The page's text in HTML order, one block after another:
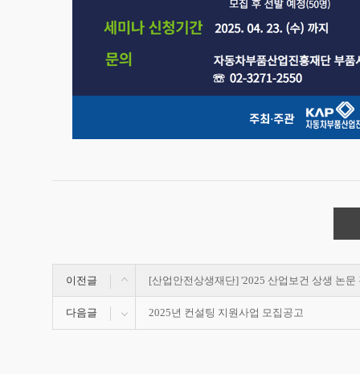
이전글 [산업안전상생재단] '2025 산업보건 상생 논문
다음글 2025년 컨설팅 지원사업 모집공고